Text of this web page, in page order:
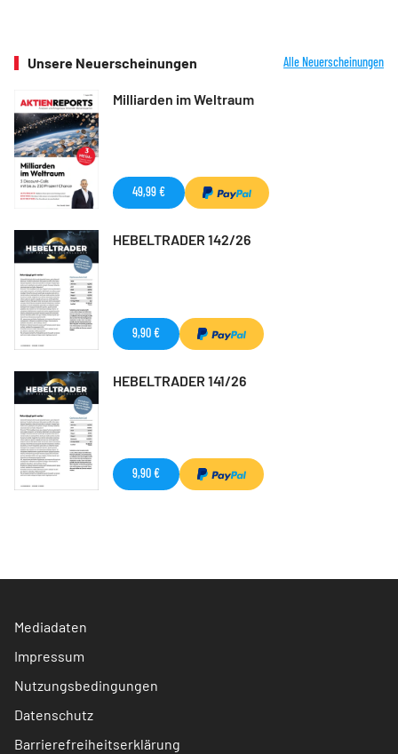
Unsere Neuerscheinungen Alle Neuerscheinungen
Milliarden im Weltraum
49,99 €
HEBELTRADER 142/26
9,90 €
HEBELTRADER 141/26
9,90 €
Mediadaten
Impressum
Nutzungsbedingungen
Datenschutz
Barrierefreiheitserklärung